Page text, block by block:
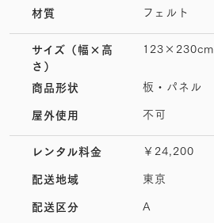
材質 フェルト
サイズ （幅×高
さ）
123×230cm
商品形状 板・パネル
屋外使用 不可
レンタル料金 ￥24,200
配送地域 東京
配送区分 A